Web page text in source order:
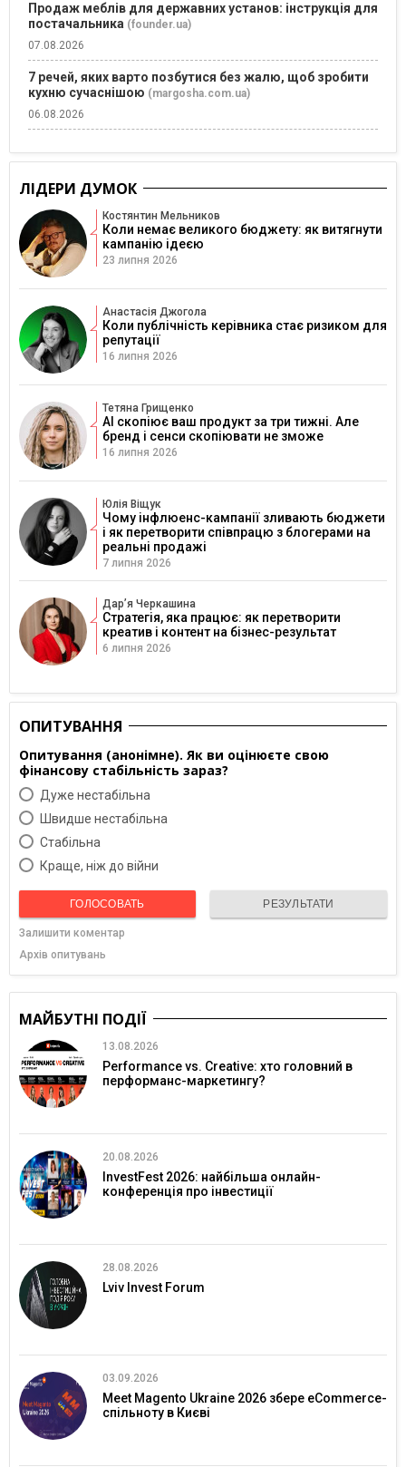
Продаж меблів для державних установ: інструкція для
постачальника (founder.ua)
07.08.2026
7 речей, яких варто позбутися без жалю, щоб зробити
кухню сучаснішою (margosha.com.ua)
06.08.2026
ЛІДЕРИ ДУМОК
Костянтин Мельников
Коли немає великого бюджету: як витягнути
кампанію ідеєю
23 липня 2026
Анастасія Джогола
Коли публічність керівника стає ризиком для
репутації
16 липня 2026
Тетяна Грищенко
AI скопіює ваш продукт за три тижні. Але
бренд і сенси скопіювати не зможе
16 липня 2026
Юлія Віщук
Чому інфлюенс-кампанії зливають бюджети
і як перетворити співпрацю з блогерами на
реальні продажі
7 липня 2026
Дарʼя Черкашина
Стратегія, яка працює: як перетворити
креатив і контент на бізнес-результат
6 липня 2026
ОПИТУВАННЯ
Опитування (анонімне). Як ви оцінюєте свою
фінансову стабільність зараз?
Дуже нестабільна
Швидше нестабільна
Cтабільна
Краще, ніж до війни
ГОЛОСОВАТЬ РЕЗУЛЬТАТИ
Залишити коментар
Архів опитувань
МАЙБУТНІ ПОДІЇ
13.08.2026
Performance vs. Creative: хто головний в
перформанс-маркетингу?
20.08.2026
InvestFest 2026: найбільша онлайн-
конференція про інвестиції
28.08.2026
Lviv Invest Forum
03.09.2026
Meet Magento Ukraine 2026 збере eCommerce-
спільноту в Києві